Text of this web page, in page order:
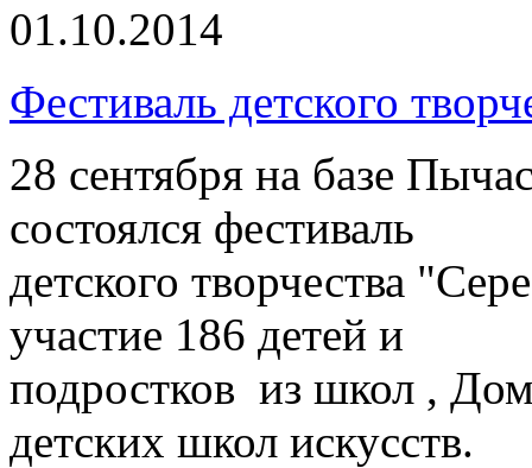
01.10.2014
Фестиваль детского
28 сентября на базе
состоялся фестиваль
детского творчества
участие 186 детей и
подростков из школ ,
детских школ искусств.